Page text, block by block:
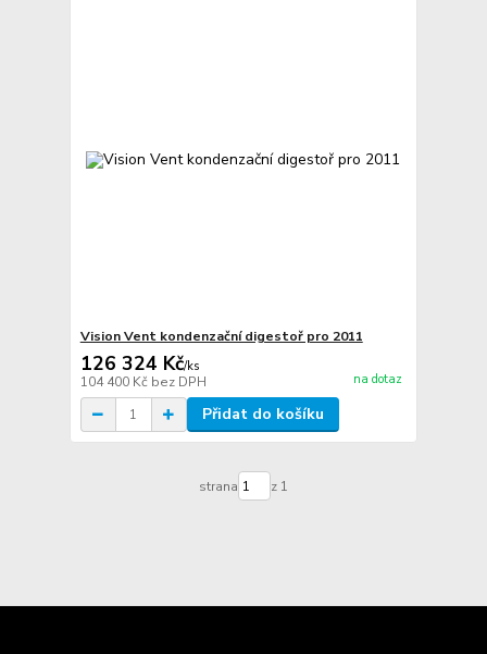
Vision Vent kondenzační digestoř pro 2011
126 324 Kč/ks
104 400 Kč bez DPH na dotaz
Přidat do košíku
strana z 1